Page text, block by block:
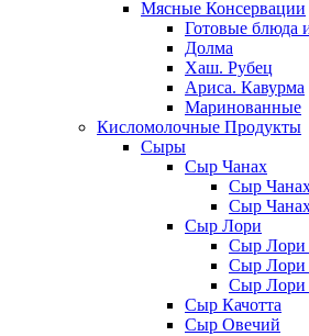
Мясные Консервации
Готовые блюда
Долма
Хаш. Рубец
Ариса. Кавурма
Маринованные
Кисломолочные Продукты
Сыры
Сыр Чанах
Сыр
Сыр
Сыр Лори
Сыр
Сыр Лори
Сыр Лори
Сыр Качотта
Сыр Овечий